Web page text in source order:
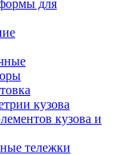
для
кузoвa
кузoвa и
тележки